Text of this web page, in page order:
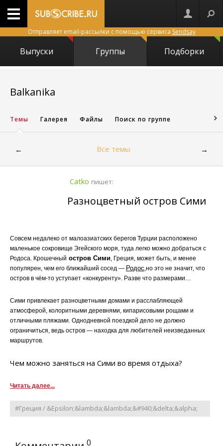
Отправляет email-рассылки с помощью сервиса Sendsay
Выпуски Группы Подборки
Balkanika
Темы Галерея Файлы Поиск по группе
← Все темы →
Catko пишет:
Разноцветный остров Сими
Совсем недалеко от малоазиатских берегов Турции расположено
маленькое сокровище Эгейского моря, туда легко можно добраться с
Родоса. Крошечный остров Сими, Греция, может быть, и менее
популярен, чем его ближайший сосед — Родос,но это не значит, что
остров в чём-то уступает «конкуренту». Разве что размерами…
Сими привлекает разноцветными домами и расслабляющей
атмосферой, колоритными деревнями, кипарисовыми рощами и
отличными пляжами. Однодневной поездкой дело не должно
ограничиться, ведь остров — находка для любителей неизведанных
маршрутов.
Чем можно заняться на Сими во время отдыха?
Читать далее...
#Греция / &Epsilon;&lambda;&lambda;&#940;&delta;&alpha;
0